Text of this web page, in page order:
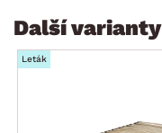
Další varianty
Leták